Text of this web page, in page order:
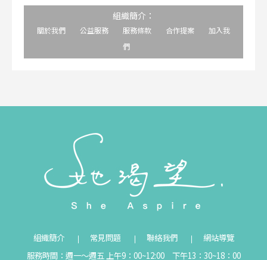
組織簡介：
關於我們 公益服務 服務條款 合作提案
加入我
們
組織簡介 常見問題 聯絡我們
網站導覽
服務時間：週一～週五 上午9：00~12:00 下午13：30~18：00